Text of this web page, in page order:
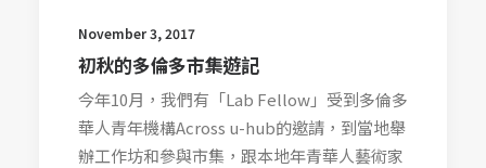
November 3, 2017
初秋的多倫多市集遊記
今年10月，我們有「Lab Fellow」受到多倫多
華人青年機構Across u-hub的邀請，到當地舉
辦工作坊和參與市集，跟本地年青華人藝術家